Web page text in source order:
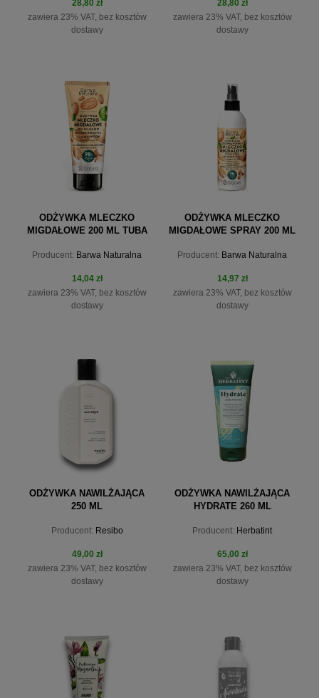
28,80 zł
zawiera 23% VAT, bez kosztów
dostawy
do koszyka
28,80 zł
zawiera 23% VAT, bez kosztów
dostawy
do koszyka
ODŻYWKA MLECZKO
MIGDAŁOWE 200 ML TUBA
Producent: Barwa Naturalna
14,04 zł
zawiera 23% VAT, bez kosztów
dostawy
ODŻYWKA MLECZKO
MIGDAŁOWE SPRAY 200 ML
Producent: Barwa Naturalna
14,97 zł
zawiera 23% VAT, bez kosztów
dostawy
do koszyka
ODŻYWKA NAWILŻAJĄCA
250 ML
Producent: Resibo
49,00 zł
zawiera 23% VAT, bez kosztów
dostawy
do koszyka
ODŻYWKA NAWILŻAJĄCA
HYDRATE 260 ML
Producent: Herbatint
65,00 zł
zawiera 23% VAT, bez kosztów
dostawy
do koszyka